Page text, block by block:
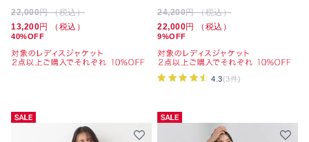
22,000円 （税込）
13,200円 （税込）
40%OFF
24,200円 （税込）
22,000円 （税込）
9%OFF
4.3(3件)